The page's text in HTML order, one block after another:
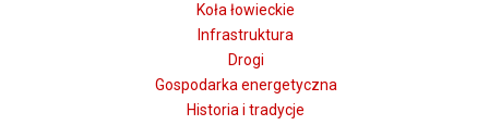
Koła łowieckie
Infrastruktura
Drogi
Gospodarka energetyczna
Historia i tradycje